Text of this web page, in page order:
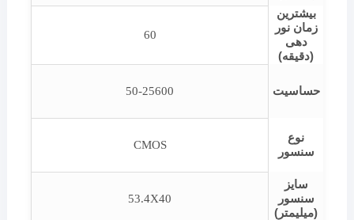
بیشترین
زمان نور
دهی
(دقیقه)
60
حساسیت 50-25600
نوع
سنسور
CMOS
سایز
سنسور
(میلیمتر)
53.4X40